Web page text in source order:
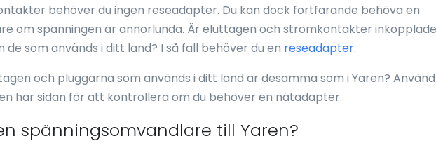
behöver du ingen reseadapter. Du kan dock fortfarande behöva en
om spänningen är annorlunda. Är eluttagen och strömkontakter inkopplade
de som används i ditt land? I så fall behöver du en reseadapter.
och pluggarna som används i ditt land är desamma som i Yaren? Använd
här sidan för att kontrollera om du behöver en nätadapter.
spänningsomvandlare till Yaren?